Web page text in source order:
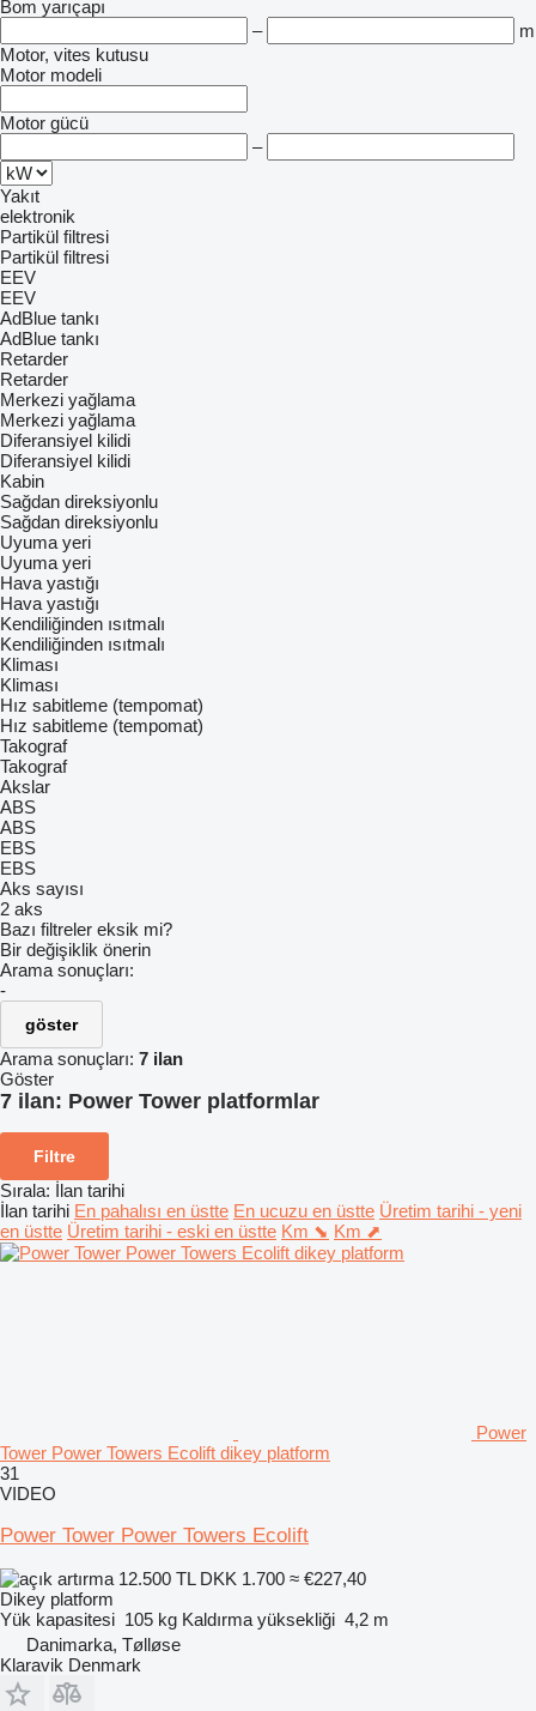
Bom yarıçapı
–
m
Motor, vites kutusu
Motor modeli
Motor gücü
–
Yakıt
elektronik
Partikül filtresi
Partikül filtresi
EEV
EEV
AdBlue tankı
AdBlue tankı
Retarder
Retarder
Merkezi yağlama
Merkezi yağlama
Diferansiyel kilidi
Diferansiyel kilidi
Kabin
Sağdan direksiyonlu
Sağdan direksiyonlu
Uyuma yeri
Uyuma yeri
Hava yastığı
Hava yastığı
Kendiliğinden ısıtmalı
Kendiliğinden ısıtmalı
Kliması
Kliması
Hız sabitleme (tempomat)
Hız sabitleme (tempomat)
Takograf
Takograf
Akslar
ABS
ABS
EBS
EBS
Aks sayısı
2 aks
Bazı filtreler eksik mi?
Bir değişiklik önerin
Arama sonuçları:
-
göster
Arama sonuçları: 7 ilan
Göster
7 ilan: Power Tower platformlar
Filtre
Sırala: İlan tarihi
İlan tarihi En pahalısı en üstte En ucuzu en üstte Üretim tarihi - yeni
en üstte Üretim tarihi - eski en üstte Km ⬊ Km ⬈
Power
Tower Power Towers Ecolift dikey platform
31
VIDEO
Power Tower Power Towers Ecolift
12.500 TL DKK 1.700 ≈ €227,40
Dikey platform
Yük kapasitesi 105 kg Kaldırma yüksekliği 4,2 m
Danimarka, Tølløse
Klaravik Denmark